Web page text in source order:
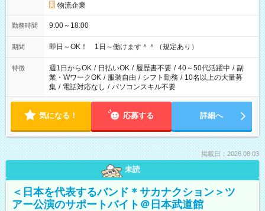
物流企業
勤務時間 9:00～18:00
期間 即日～OK！ 1日～働けます＾＾（規定あり）
特徴 週1日からOK / 日払いOK / 履歴書不要 / 40～50代活躍中 / 副
業・WワークOK / 服装自由 / シフト勤務 / 10名以上の大量募
集 / 電話対応なし / パソコンスキル不要
気になる！ 応募する 詳細へ
掲載日：2026.08.03
未読
＜日本を代表するバンド＊サカナクション＞ツ
アー公演のサポートバイト＠日本武道館